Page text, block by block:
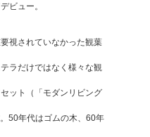
ビュー。
視されていなかった観葉
ラだけではなく様々な観
ット（「モダンリビング
50年代はゴムの木、60年